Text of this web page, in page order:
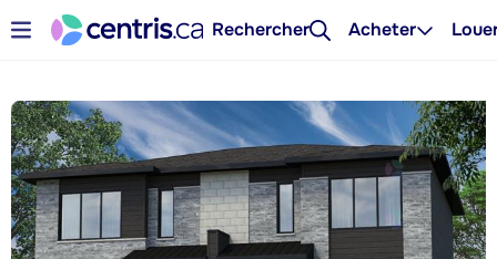
Rechercher Acheter